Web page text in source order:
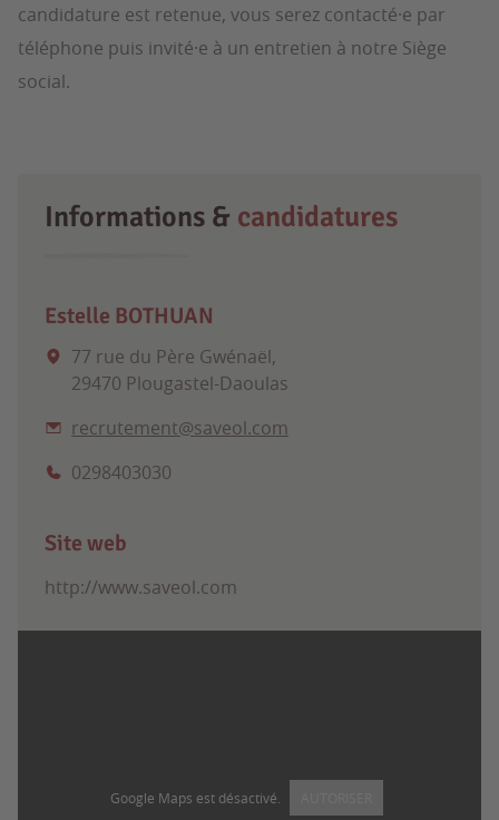
candidature est retenue, vous serez contacté·e par
téléphone puis invité·e à un entretien à notre Siège
social.
Informations & candidatures
Estelle BOTHUAN
77 rue du Père Gwénaël,
29470 Plougastel-Daoulas
recrutement@saveol.com
0298403030
Site web
http://www.saveol.com
Google Maps est désactivé.